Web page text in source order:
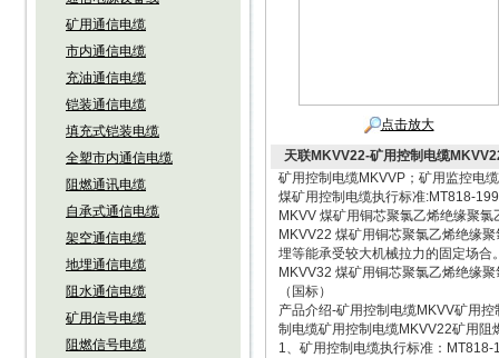
矿用通信电缆
市内通信电缆
充油通信电缆
铠装通信电缆
填充式铠装电缆
全塑市内通信电缆
阻燃通讯电缆
自承式通信电缆
架空通信电缆
地埋通信电缆
阻水通信电缆
矿用信号电缆
阻燃信号电缆
点击放大
天联MKVV22-矿用控制电缆
矿用控制电缆MKVVP；矿用监控电
煤矿用控制电缆执行标准:MT818-
MKVV 煤矿用铜芯聚氯乙烯绝缘聚
MKVV22 煤矿用铜芯聚氯乙烯绝缘
埋等能承受较大机械拉力的固定场合
MKVV32 煤矿用铜芯聚氯乙烯绝缘
（国标）
产品介绍-矿用控制电缆MKVV矿用
制电缆矿用控制电缆MKVV22矿用阻
1、矿用控制电缆执行标准：MT818-